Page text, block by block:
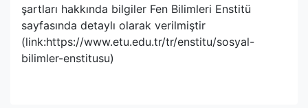
şartları hakkında bilgiler Fen Bilimleri Enstitü
sayfasında detaylı olarak verilmiştir
(link:https://www.etu.edu.tr/tr/enstitu/sosyal-
bilimler-enstitusu)